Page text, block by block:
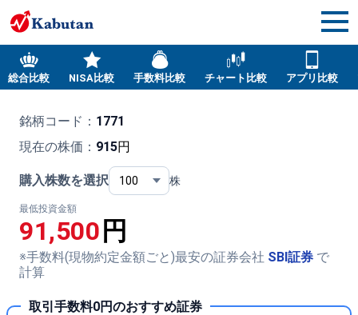
総合比較 NISA比較 手数料比較 チャート比較 アプリ比較
銘柄コード： 1771
現在の株価： 915円
購入株数を選択 株
最低投資金額
91,500 円
※手数料(現物約定金額ごと)最安の証券会社 SBI証券 で
計算
取引手数料0円のおすすめ証券